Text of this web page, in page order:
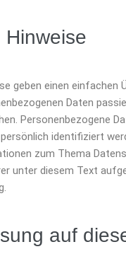
geben einen einfachen
Daten
Personenbezogene
identifiziert
zum Thema
unter diesem Text
auf